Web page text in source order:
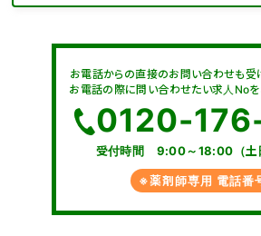
お電話からの直接のお問い合わせも受
お電話の際に問い合わせたい求人Noを
0120-
受付時間 9:00～18:00（土日
※薬剤師専用 電話番